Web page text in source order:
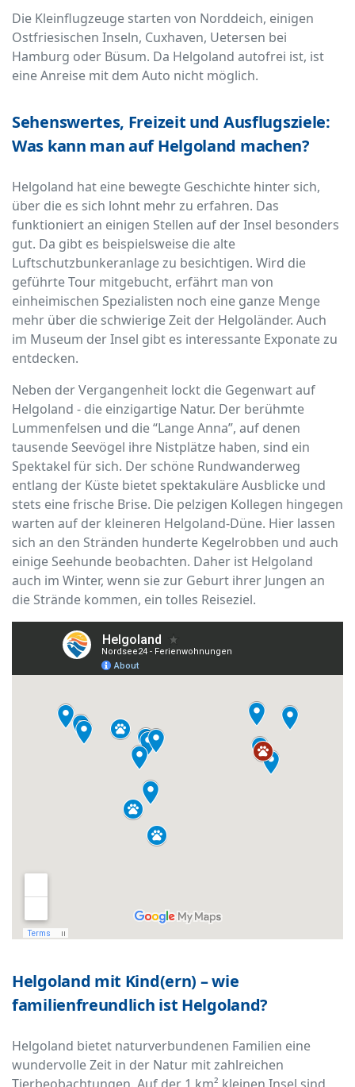
Die Kleinflugzeuge starten von Norddeich, einigen
Ostfriesischen Inseln, Cuxhaven, Uetersen bei
Hamburg oder Büsum. Da Helgoland autofrei ist, ist
eine Anreise mit dem Auto nicht möglich.
Sehenswertes, Freizeit und Ausflugsziele:
Was kann man auf Helgoland machen?
Helgoland hat eine bewegte Geschichte hinter sich,
über die es sich lohnt mehr zu erfahren. Das
funktioniert an einigen Stellen auf der Insel besonders
gut. Da gibt es beispielsweise die alte
Luftschutzbunkeranlage zu besichtigen. Wird die
geführte Tour mitgebucht, erfährt man von
einheimischen Spezialisten noch eine ganze Menge
mehr über die schwierige Zeit der Helgoländer. Auch
im Museum der Insel gibt es interessante Exponate zu
entdecken.
Neben der Vergangenheit lockt die Gegenwart auf
Helgoland - die einzigartige Natur. Der berühmte
Lummenfelsen und die “Lange Anna”, auf denen
tausende Seevögel ihre Nistplätze haben, sind ein
Spektakel für sich. Der schöne Rundwanderweg
entlang der Küste bietet spektakuläre Ausblicke und
stets eine frische Brise. Die pelzigen Kollegen hingegen
warten auf der kleineren Helgoland-Düne. Hier lassen
sich an den Stränden hunderte Kegelrobben und auch
einige Seehunde beobachten. Daher ist Helgoland
auch im Winter, wenn sie zur Geburt ihrer Jungen an
die Strände kommen, ein tolles Reiseziel.
Helgoland mit Kind(ern) – wie
familienfreundlich ist Helgoland?
Helgoland bietet naturverbundenen Familien eine
wundervolle Zeit in der Natur mit zahlreichen